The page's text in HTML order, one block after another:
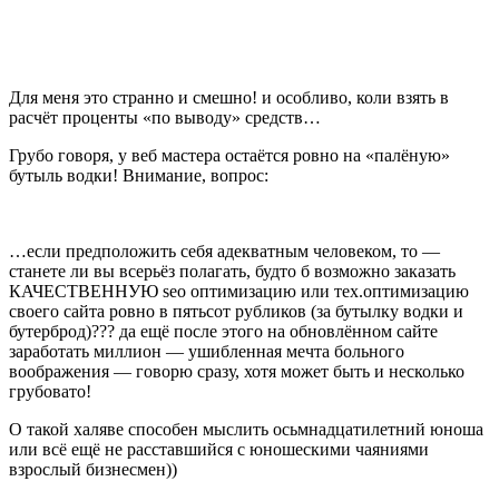
Для меня это странно и смешно! и особливо, коли взять в
расчёт проценты «по выводу» средств…
Грубо говоря, у веб мастера остаётся ровно на «палёную»
бутыль водки! Внимание, вопрос:
…если предположить себя адекватным человеком, то —
станете ли вы всерьёз полагать, будто б возможно заказать
КАЧЕСТВЕННУЮ seo оптимизацию или тех.оптимизацию
своего сайта ровно в пятьсот рубликов (за бутылку водки и
бутерброд)??? да ещё после этого на обновлённом сайте
заработать миллион — ушибленная мечта больного
воображения — говорю сразу, хотя может быть и несколько
грубовато!
О такой халяве способен мыслить осьмнадцатилетний юноша
или всё ещё не расставшийся с юношескими чаяниями
взрослый бизнесмен))